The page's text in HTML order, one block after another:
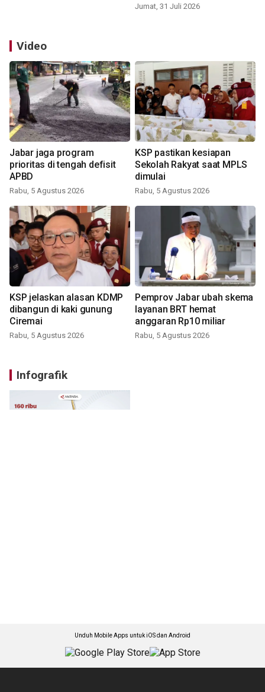
Jumat, 31 Juli 2026
Video
Jabar jaga program
prioritas di tengah defisit
APBD
Rabu, 5 Agustus 2026
KSP pastikan kesiapan
Sekolah Rakyat saat MPLS
dimulai
Rabu, 5 Agustus 2026
KSP jelaskan alasan KDMP
dibangun di kaki gunung
Ciremai
Rabu, 5 Agustus 2026
Pemprov Jabar ubah skema
layanan BRT hemat
anggaran Rp10 miliar
Rabu, 5 Agustus 2026
Infografik
Unduh Mobile Apps untuk iOS dan Android